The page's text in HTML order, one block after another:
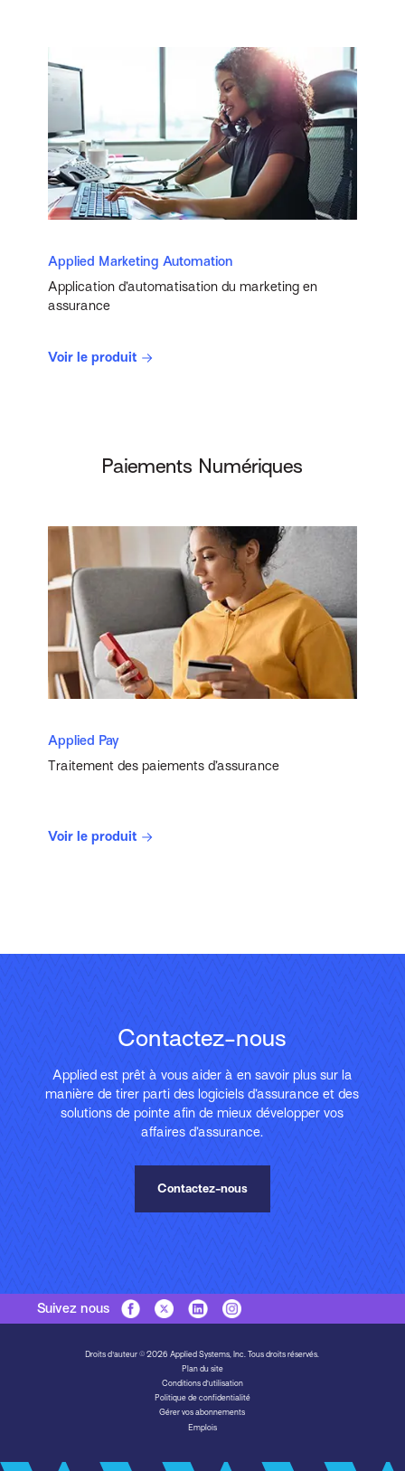
Applied Marketing Automation
Application d’automatisation du marketing en
assurance
Voir le produit
Paiements Numériques
Applied Pay
Traitement des paiements d’assurance
Voir le produit
Contactez-nous
Applied est prêt à vous aider à en savoir plus sur la
manière de tirer parti des logiciels d’assurance et des
solutions de pointe afin de mieux développer vos
affaires d’assurance.
Contactez-nous
Suivez nous
Droits d'auteur © 2026 Applied Systems, Inc. Tous droits réservés.
Plan du site
Conditions d’utilisation
Politique de confidentialité
Gérer vos abonnements
Emplois